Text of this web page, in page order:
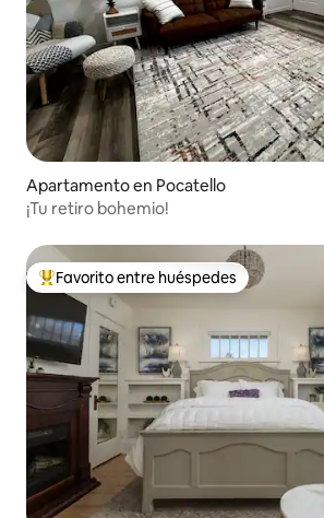
Apartamento en Pocatello
¡Tu retiro bohemio!
Favorito entre huéspedes preferido
Favorito entre huéspedes